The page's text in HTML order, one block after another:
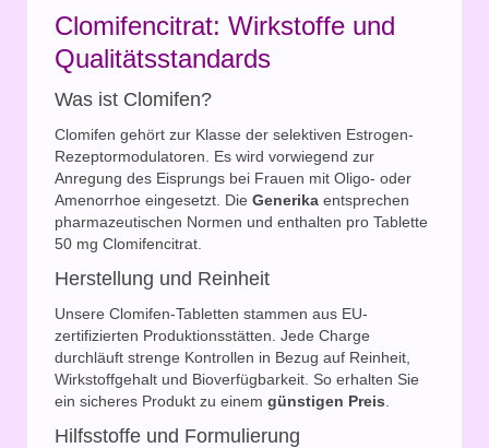
Clomifencitrat: Wirkstoffe und
Qualitätsstandards
Was ist Clomifen?
Clomifen gehört zur Klasse der selektiven Estrogen-
Rezeptormodulatoren. Es wird vorwiegend zur
Anregung des Eisprungs bei Frauen mit Oligo- oder
Amenorrhoe eingesetzt. Die Generika entsprechen
pharmazeutischen Normen und enthalten pro Tablette
50 mg Clomifencitrat.
Herstellung und Reinheit
Unsere Clomifen-Tabletten stammen aus EU-
zertifizierten Produktionsstätten. Jede Charge
durchläuft strenge Kontrollen in Bezug auf Reinheit,
Wirkstoffgehalt und Bioverfügbarkeit. So erhalten Sie
ein sicheres Produkt zu einem günstigen Preis
Hilfsstoffe und Formulierung